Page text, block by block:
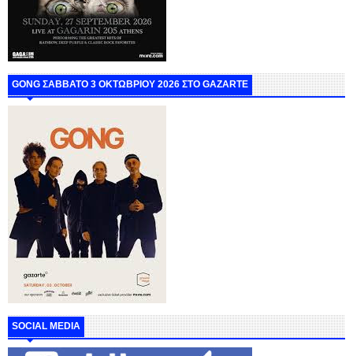
GONG ΣΑΒΒΑΤΟ 3 ΟΚΤΩΒΡΙΟΥ 2026 ΣΤΟ GAZARTE
SOCIAL MEDIA